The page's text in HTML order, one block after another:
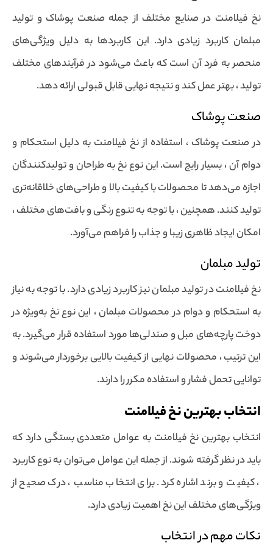
نخ فیلامنت در صنایع مختلف از جمله صنعت پوشاک و تولید
مبلمان کاربرد زیادی دارد. این کاربردها به دلیل ویژگی‌های
منحصر به فرد آن است که باعث می‌شود در فرآیندهای مختلف
تولید ، بهتر عمل کند و نتیجه نهایی قابل قبولی ارائه دهد.
صنعت پوشاک
در صنعت پوشاک ، استفاده از نخ فیلامنت به دلیل استحکام و
دوام آن ، بسیار رایج است. این نوع نخ به طراحان و تولیدکنندگان
اجازه می‌دهد تا محصولات با کیفیت بالا و طراحی‌های خلاقانه‌تری
تولید کنند. همچنین ، با توجه به تنوع رنگی و بافت‌های مختلف ،
امکان ایجاد ظاهری زیبا و جذاب را فراهم می‌آورد.
تولید مبلمان
نخ فیلامنت در تولید مبلمان نیز کاربرد زیادی دارد. با توجه به نیاز
به استحکام و دوام در محصولات مبلمان ، این نوع نخ به‌ویژه در
دوخت پارچه‌های مبل و صندلی‌ها مورد استفاده قرار می‌گیرد. به
این ترتیب ، محصولات نهایی از کیفیت بالایی برخوردار می‌شوند و
توانایی تحمل فشار و استفاده مکرر را دارند.
انتخاب بهترین نخ فیلامنت
انتخاب بهترین نخ فیلامنت به عوامل متعددی بستگی دارد که
باید در نظر گرفته شوند. از جمله این عوامل می‌توان به نوع کاربرد
، کیفیت و برند اشاره کرد. برای انتخاب مناسب ، درک صحیح از
ویژگی‌های مختلف این نخ اهمیت زیادی دارد.
نکات مهم در انتخاب